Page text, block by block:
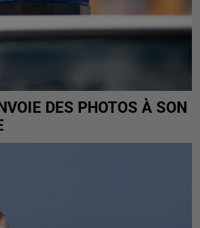
DES PHOTOS À SON